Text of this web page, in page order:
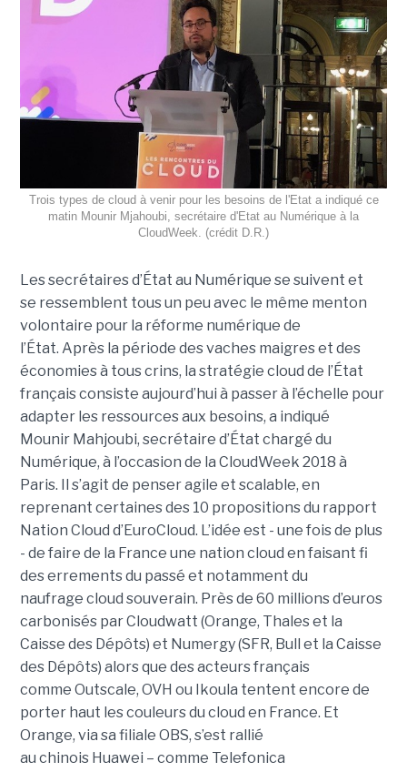
Trois types de cloud à venir pour les besoins de l'Etat a indiqué ce
matin Mounir Mjahoubi, secrétaire d'Etat au Numérique à la
CloudWeek. (crédit D.R.)
Les secrétaires d’État au Numérique se suivent et
se ressemblent tous un peu avec le même menton
volontaire pour la réforme numérique de
l’État. Après la période des vaches maigres et des
économies à tous crins, la stratégie cloud de l’État
français consiste aujourd’hui à passer à l’échelle pour
adapter les ressources aux besoins, a indiqué
Mounir Mahjoubi, secrétaire d’État chargé du
Numérique, à l’occasion de la CloudWeek 2018 à
Paris. Il s’agit de penser agile et scalable, en
reprenant certaines des 10 propositions du rapport
Nation Cloud d’EuroCloud. L’idée est - une fois de plus
- de faire de la France une nation cloud en faisant fi
des errements du passé et notamment du
naufrage cloud souverain. Près de 60 millions d’euros
carbonisés par Cloudwatt (Orange, Thales et la
Caisse des Dépôts) et Numergy (SFR, Bull et la Caisse
des Dépôts) alors que des acteurs français
comme Outscale, OVH ou Ikoula tentent encore de
porter haut les couleurs du cloud en France. Et
Orange, via sa filiale OBS, s’est rallié
au chinois Huawei – comme Telefonica